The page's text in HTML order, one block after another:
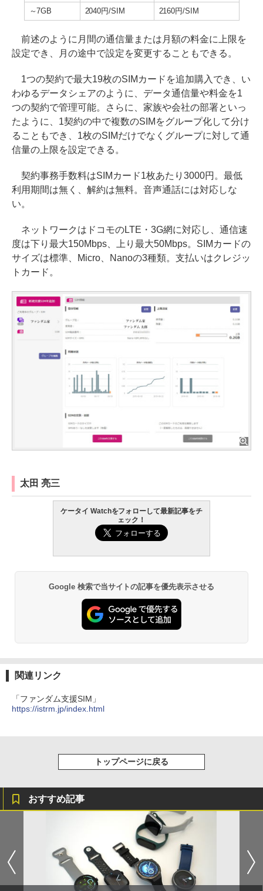
～7GB 2040円/SIM 2160円/SIM
前述のように月間の通信量または月額の料金に上限を
設定でき、月の途中で設定を変更することもできる。
1つの契約で最大19枚のSIMカードを追加購入でき、い
わゆるデータシェアのように、データ通信量や料金を1
つの契約で管理可能。さらに、家族や会社の部署といっ
たように、1契約の中で複数のSIMをグループ化して分け
ることもでき、1枚のSIMだけでなくグループに対して通
信量の上限を設定できる。
契約事務手数料はSIMカード1枚あたり3000円。最低
利用期間は無く、解約は無料。音声通話には対応しな
い。
ネットワークはドコモのLTE・3G網に対応し、通信速
度は下り最大150Mbps、上り最大50Mbps。SIMカードの
サイズは標準、Micro、Nanoの3種類。支払いはクレジッ
トカード。
太田 亮三
ケータイ Watchをフォローして最新記事をチ
ェック！
Google 検索で当サイトの記事を優先表示させる
関連リンク
「ファンダム支援SIM」
https://istrm.jp/index.html
トップページに戻る
おすすめ記事